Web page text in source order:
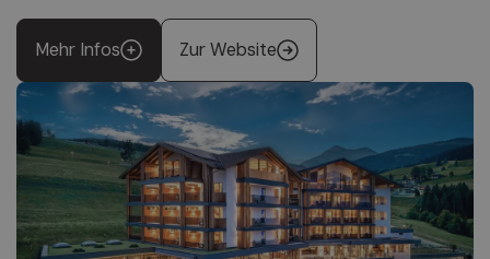
Mehr Infos Zur Website